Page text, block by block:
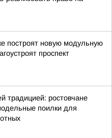
построят новую модульную
проспект
традицией: ростовчане
поилки для